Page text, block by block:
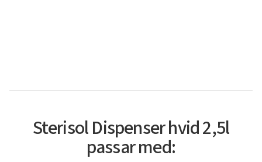
Sterisol Dispenser hvid 2,5l
passar med: